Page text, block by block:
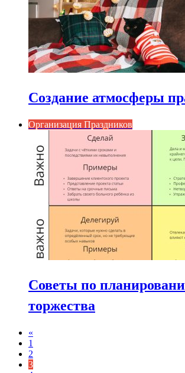
Создание атмосферы
Организация Праздников
Советы по
торжества
«
1
2
3